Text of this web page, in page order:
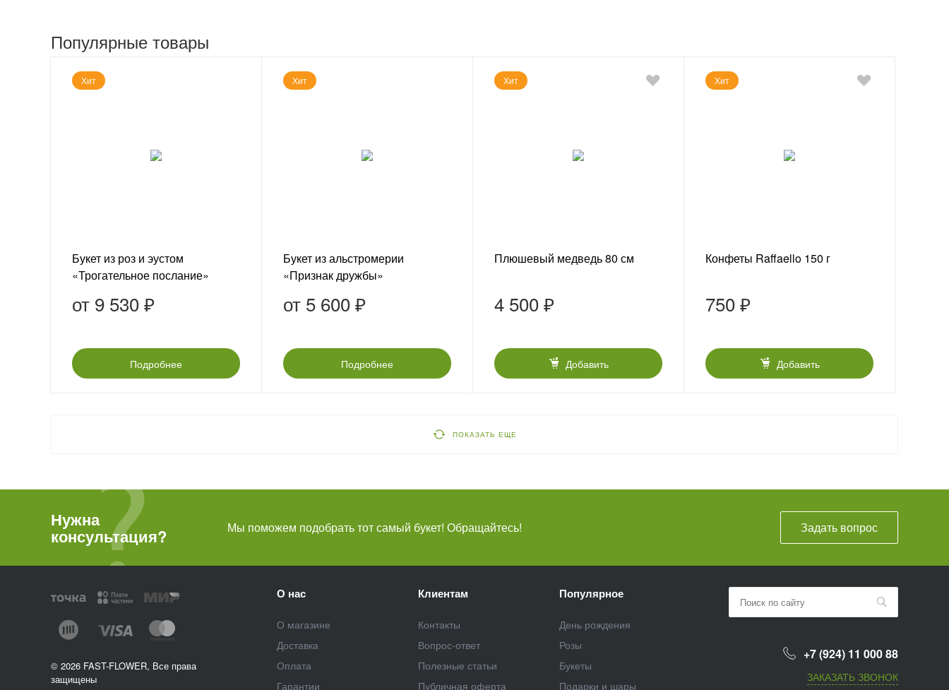
Популярные товары
Хит
Букет из роз и эустом
«Трогательное послание»
от 9 530 ₽
Подробнее
Хит
Букет из альстромерии
«Признак дружбы»
от 5 600 ₽
Подробнее
Хит
Плюшевый медведь 80 см
4 500 ₽
Добавить
Хит
Конфеты Raffaello 150 г
750 ₽
Добавить
ПОКАЗАТЬ ЕЩЕ
Нужна
консультация? Мы поможем подобрать тот самый букет! Обращайтесь! Задать вопрос
© 2026 FAST-FLOWER, Все права
защищены
О нас
О магазине
Доставка
Оплата
Гарантии
Клиентам
Контакты
Вопрос-ответ
Полезные статьи
Публичная оферта
Популярное
День рождения
Розы
Букеты
Подарки и шары
+7 (924) 11 000 88
ЗАКАЗАТЬ ЗВОНОК